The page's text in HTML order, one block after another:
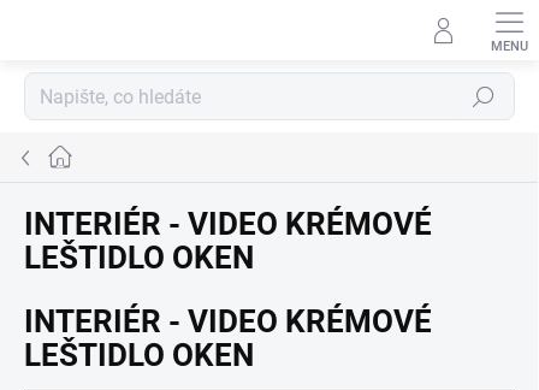
Hledat
Domů
INTERIÉR - VIDEO KRÉMOVÉ
LEŠTIDLO OKEN
INTERIÉR - VIDEO KRÉMOVÉ
LEŠTIDLO OKEN